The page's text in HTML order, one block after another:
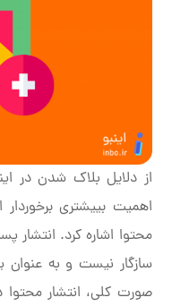
از دلایل بلاک شدن در
اهمیت بییشتری
محتوا اشاره کرد. انتشار
سازگار نیست و به
صورت کلی، انتشار محتوا